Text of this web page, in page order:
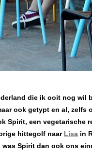
die ik ooit nog wil
ook getypt en al, zelfs
Spirit, een vegetarische
hittegolf naar Lisa in
Spirit dan ook ons